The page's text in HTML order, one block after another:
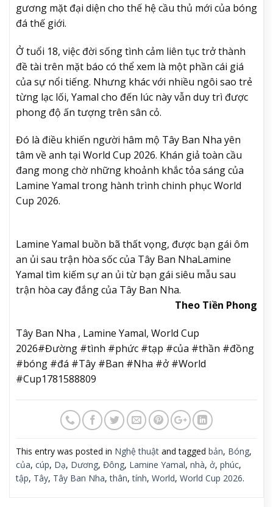
gương mặt đại diện cho thế hệ cầu thủ mới của bóng
đá thế giới.
Ở tuổi 18, việc đời sống tình cảm liên tục trở thành
đề tài trên mặt báo có thể xem là một phần cái giá
của sự nổi tiếng. Nhưng khác với nhiều ngôi sao trẻ
từng lạc lối, Yamal cho đến lúc này vẫn duy trì được
phong độ ấn tượng trên sân cỏ.
Đó là điều khiến người hâm mộ Tây Ban Nha yên
tâm về anh tại World Cup 2026. Khán giả toàn cầu
đang mong chờ những khoảnh khắc tỏa sáng của
Lamine Yamal trong hành trình chinh phục World
Cup 2026.
Lamine Yamal buồn bã thất vọng, được bạn gái ôm
an ủi sau trận hòa sốc của Tây Ban NhaLamine
Yamal tìm kiếm sự an ủi từ bạn gái siêu mẫu sau
trận hòa cay đắng của Tây Ban Nha.
Theo Tiền Phong
Tây Ban Nha , Lamine Yamal, World Cup
2026#Đường #tình #phức #tạp #của #thần #đồng
#bóng #đá #Tây #Ban #Nha #ở #World
#Cup1781588809
This entry was posted in Nghệ thuật and tagged bản, Bóng,
của, cúp, Dạ, Dương, Đông, Lamine Yamal, nhà, ở, phúc,
tập, Tây, Tây Ban Nha,thân,tính, World, World Cup 2026.